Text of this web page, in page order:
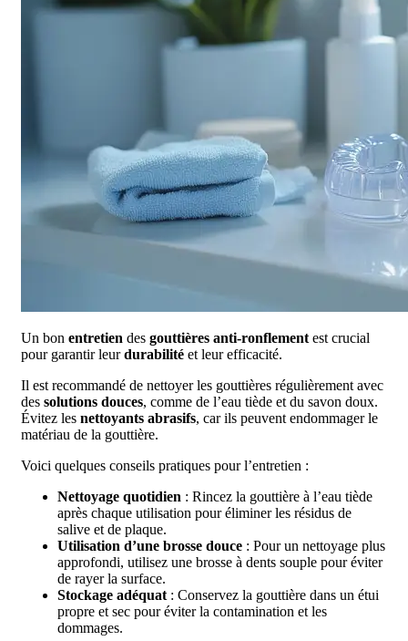
Un bon entretien des gouttières anti-ronflement est crucial
pour garantir leurdurabilité et leur efficacité.
Il est recommandé de nettoyer les gouttières régulièrement avec
des solutions douces, comme de l’eau tiède et du savon doux.
Évitez les nettoyants abrasifs, car ils peuvent endommager le
matériau de la gouttière.
Voici quelques conseils pratiques pour l’entretien :
Nettoyage quotidien : Rincez la gouttière à l’eau tiède
après chaque utilisation pour éliminer les résidus de
salive et de plaque.
Utilisation d’une brosse douce : Pour un nettoyage plus
approfondi, utilisez une brosse à dents souple pour éviter
de rayer la surface.
Stockage adéquat : Conservez la gouttière dans un étui
propre et sec pour éviter la contamination et les
dommages.